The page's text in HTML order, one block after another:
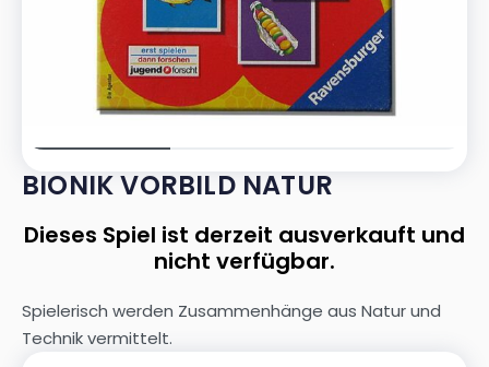
BIONIK VORBILD NATUR
Dieses Spiel ist derzeit ausverkauft und
nicht verfügbar.
Spielerisch werden Zusammenhänge aus Natur und
Technik vermittelt.